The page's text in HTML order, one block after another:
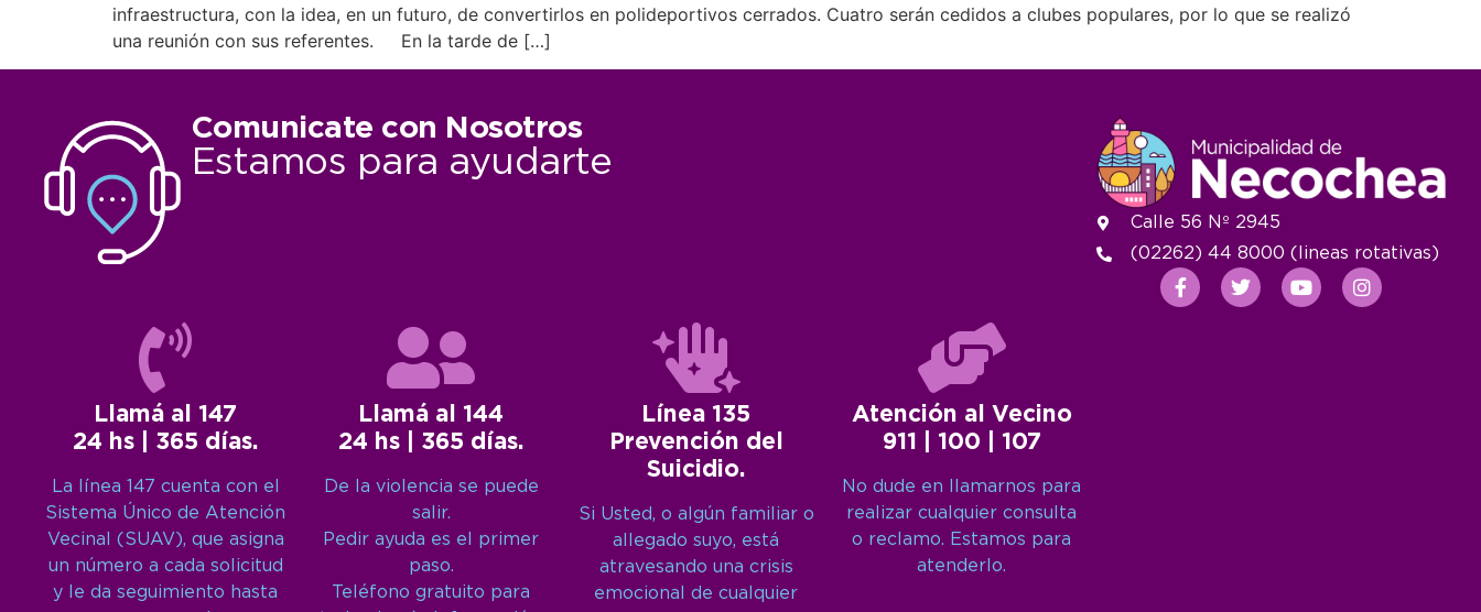
infraestructura, con la idea, en un futuro, de convertirlos en polideportivos cerrados. Cuatro serán cedidos a clubes populares, por lo que se realizó
una reunión con sus referentes. En la tarde de […]
Comunicate con Nosotros
Estamos para ayudarte
Llamá al 147
24 hs | 365 días.
La línea 147 cuenta con el
Sistema Único de Atención
Vecinal (SUAV), que asigna
un número a cada solicitud
y le da seguimiento hasta
Llamá al 144
24 hs | 365 días.
De la violencia se puede
salir.
Pedir ayuda es el primer
paso.
Teléfono gratuito para
Línea 135
Prevención del
Suicidio.
Si Usted, o algún familiar o
allegado suyo, está
atravesando una crisis
emocional de cualquier
Atención al Vecino
911 | 100 | 107
No dude en llamarnos para
realizar cualquier consulta
o reclamo. Estamos para
atenderlo.
Calle 56 Nº 2945
(02262) 44 8000 (lineas rotativas)